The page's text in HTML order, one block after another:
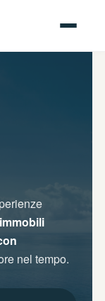
immobili
nel tempo.